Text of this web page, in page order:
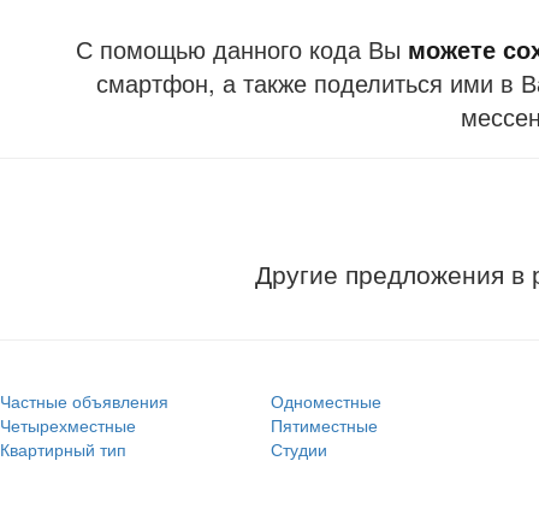
С помощью данного кода Вы можете
смартфон, а также поделиться ими в
Другие предложения
Частные объявления
Одноместные
Четырехместные
Пятиместные
Квартирный тип
Студии